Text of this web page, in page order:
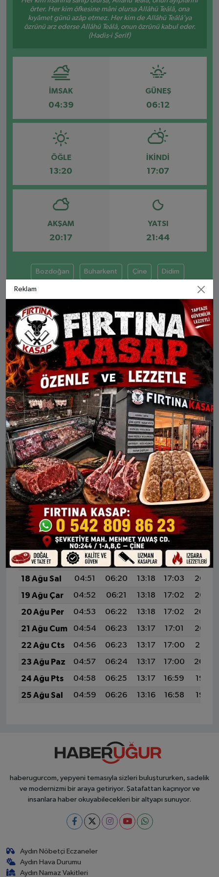
örter. Her kim öfkesine mâni olursa Allâhü Teâlâ, ona
kıyâmet günü azâp etmez. Her kim de Allâhü Teâlâ’ya
özrünü arz ederse Allâhü Teâlâ, onun özrünü kabul eder.
(Hadis-i Şerif)
İMSAK
04:39
GÜNEŞ
06:12
ÖĞLE
13:20
İKINDI
17:07
AKŞAM
20:17
YATSI
21:44
Bozdoğan Buharkent Çine Didim
Germencik
Koçarlı Köşk Kuşadası Kuyucak
Nazilli Söke Sultanhisar
KOÇARLI AYLIK NAMAZ VAKITLERI
İMSAK GÜNEŞ ÖĞLE İKINDI
9 Ağu Paz
04:39 06:12 13:20 17:07
20:17
10 Ağu Pts
04:41 06:13 13:20 17:07
20:16
11 Ağu Sal
04:42 06:14 13:19 17:06
20:15
12 Ağu Çar
04:43 06:15 13:19 17:06
20:14
13 Ağu Per
04:45 06:16 13:19 17:05
20:13
14 Ağu Cum
04:46 06:17 13:19 17:05
20:11
15 Ağu Cts
04:47 06:17 13:19 17:04
16 Ağu Paz
04:48 06:18 13:19
17 Ağu Pts
04:49 06:19 13:18 17:03
20:08
18 Ağu Sal
04:51 06:20 13:18 17:03
20:06
19 Ağu Çar
04:52 06:21 13:18 17:02
20:05
20 Ağu Per
04:53 06:22 13:18 17:02
20:04
21 Ağu Cum
04:54 06:23 13:17 17:01
20:02
22 Ağu Cts
04:56 06:23 13:17 17:00
20:01
23 Ağu Paz
04:57 06:24 13:17 17:00
20:00
24 Ağu Pts
04:58 06:25 13:17 16:59
19:58
25 Ağu Sal
04:59 06:26 13:16 16:58 19:57
haberugurcom, yepyeni temasıyla sizleri buluştururken, sadelik
ve modernizmi bir araya getiriyor. Şatafattan kaçınıyor ve
insanlara haber okuyabilecekleri bir altyapı sunuyor.
Aydın Nöbetçi Eczaneler
Aydın Hava Durumu
Aydın Namaz Vakitleri
Reklam